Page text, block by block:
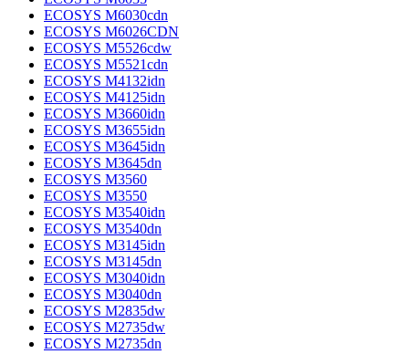
ECOSYS M6030cdn
ECOSYS M6026CDN
ECOSYS M5526cdw
ECOSYS M5521cdn
ECOSYS M4132idn
ECOSYS M4125idn
ECOSYS M3660idn
ECOSYS M3655idn
ECOSYS M3645idn
ECOSYS M3645dn
ECOSYS M3560
ECOSYS M3550
ECOSYS M3540idn
ECOSYS M3540dn
ECOSYS M3145idn
ECOSYS M3145dn
ECOSYS M3040idn
ECOSYS M3040dn
ECOSYS M2835dw
ECOSYS M2735dw
ECOSYS M2735dn